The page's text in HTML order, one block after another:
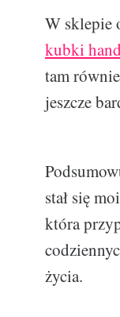
W sklepie
kubki
tam
jeszcze
stał się
która
życia.